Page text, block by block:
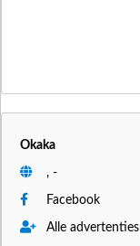
Okaka
, -
Facebook
Alle advertenties